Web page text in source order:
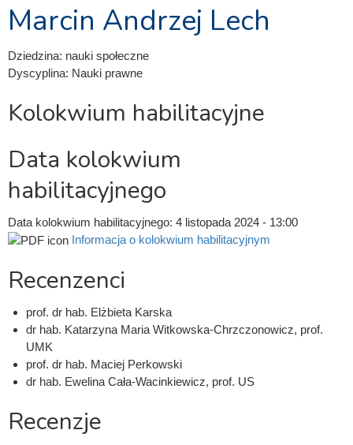
Marcin Andrzej Lech
Dziedzina: nauki społeczne
Dyscyplina: Nauki prawne
Kolokwium habilitacyjne
Data kolokwium
habilitacyjnego
Data kolokwium habilitacyjnego: 4 listopada 2024 - 13:00
Informacja o kolokwium habilitacyjnym
Recenzenci
prof. dr hab. Elżbieta Karska
dr hab. Katarzyna Maria Witkowska-Chrzczonowicz, prof.
UMK
prof. dr hab. Maciej Perkowski
dr hab. Ewelina Cała-Wacinkiewicz, prof. US
Recenzje